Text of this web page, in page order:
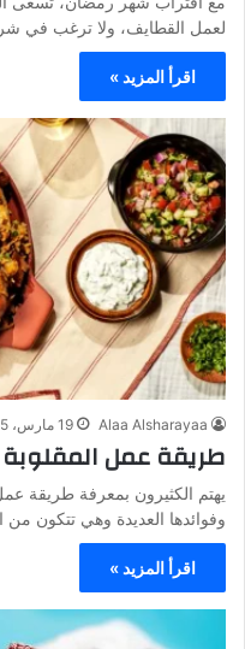
لعمل القطايف، ولا ترغب في
اقرأ المزيد »
Alaa Alsharayaa 19 مارس، 2025
طريقة عمل
يهتم الكثيرون بمعرفة طريقة
وفوائدها العديدة وهي تتكون
اقرأ المزيد »